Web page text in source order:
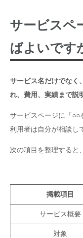
サービスペ
ばよいです
サービス名だけでなく
れ、費用、実績まで説
サービスページに「○○
利用者は自分が相談し
次の項目を整理すると
掲載項目
サービス概要
対象